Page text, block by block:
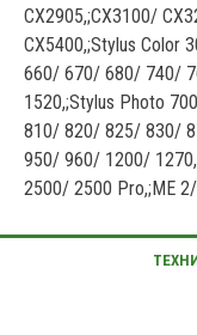
CX2905,;CX3100/
CX5400,;Stylus
660/ 670/ 680/ 740/
1520,;Stylus Photo
810/ 820/ 825/ 830/
950/ 960/ 1200/
2500/ 2500 Pro,;ME